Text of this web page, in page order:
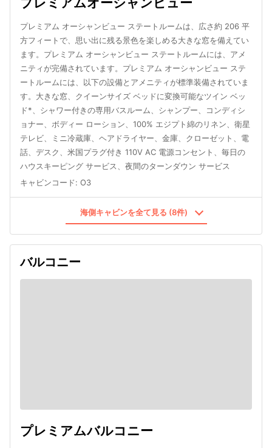
プレミアム オーシャンビュー ステートルームは、広さ約 206 平
方フィートで、思い出に残る景色を楽しめる大きな窓を備えてい
ます。プレミアム オーシャンビュー ステートルームには、アメ
ニティが完備されています。プレミアム オーシャンビュー ステ
ートルームには、以下の設備とアメニティが標準装備されていま
す。大きな窓、クイーンサイズ ベッドに変換可能なツイン ベッ
ド*、シャワー付きの専用バスルーム、シャンプー、コンディシ
ョナー、ボディー ローション、100% エジプト綿のリネン、衛星
テレビ、ミニ冷蔵庫、ヘアドライヤー、金庫、クローゼット、電
話、デスク、米国プラグ付き 110V AC 電源コンセント、毎日の
ハウスキーピング サービス、夜間のターンダウン サービス
キャビンコード: O3
海側キャビンを全て見る (8件)
バルコニー
プレミアムバルコニー